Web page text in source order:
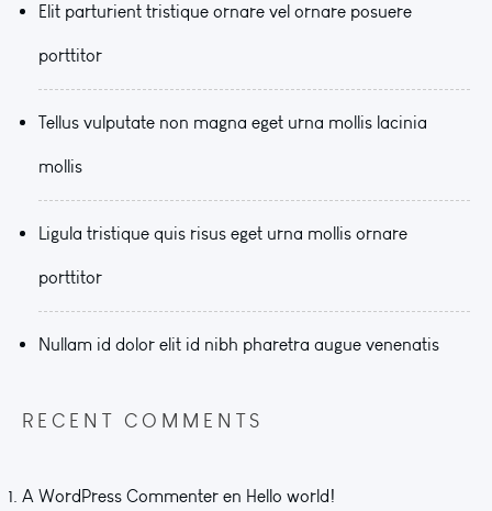
Elit parturient tristique ornare vel ornare posuere
porttitor
Tellus vulputate non magna eget urna mollis lacinia
mollis
Ligula tristique quis risus eget urna mollis ornare
porttitor
Nullam id dolor elit id nibh pharetra augue venenatis
RECENT COMMENTS
A WordPress Commenter en Hello world!